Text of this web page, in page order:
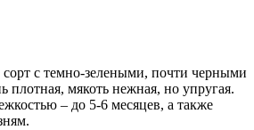
с темно-зелеными, почти черными
плотная, мякоть нежная, но упругая.
– до 5-6 месяцев, а также